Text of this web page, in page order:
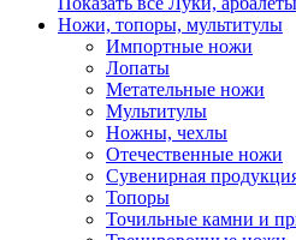
Ножи, топоры, мультитулы
Импортные ножи
Лопаты
Метательные ножи
Мультитулы
Ножны, чехлы
Отечественные ножи
Сувенирная
Топоры
Точильные камни и